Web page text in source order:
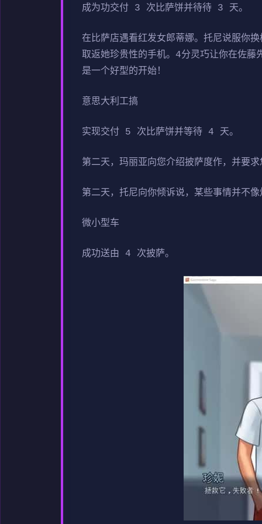
成为功交付 3 次比萨饼并待待 3 天。
在比萨店遇看红发女郎蒂娜。托尼说服你
取返她珍贵性的手机。4分灵巧让你在佐
是一个好型的开始！
意思大利工搞
实现交付 5 次比萨饼并等待 4 天。
第二天，玛丽亚向您介绍披萨度作，并要
第二天，托尼向你倾诉说，某些事情并不
微小型车
成功送由 4 次披萨。